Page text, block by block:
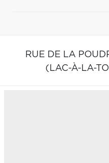
RUE DE LA
(LAC-À-LA-